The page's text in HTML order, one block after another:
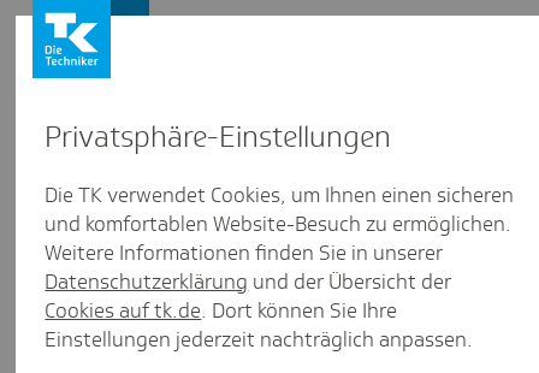
Nutzungs- und Teil­nah­me­be­
din­gungen für das Angebot
"Meine TK" gültig bis 30.
November 2024
Privat­sphäre-Einstel­lungen
Die TK verwendet Cookies, um Ihnen einen sicheren
und komfortablen Website-Besuch zu ermöglichen.
Weitere Informationen finden Sie in unserer
Datenschutzerklärung und der Übersicht der
Cookies auf tk.de. Dort können Sie Ihre
Einstellungen jederzeit nachträglich anpassen.